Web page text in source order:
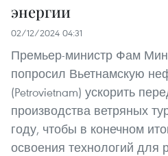
энергии
02/12/2024 04:31
Премьер-министр Фам
попросил Вьетнамскую
(Petrovietnam) ускорить
производства ветряных
году, чтобы в конечном
освоения технологий для